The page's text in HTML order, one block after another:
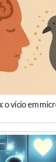
o vício em